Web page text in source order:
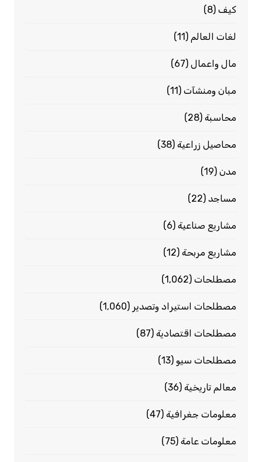
كيف(8)
لغات العالم (11)
مال واعمال(67)
مبان ومنشآت(11)
محاسبة(28)
محاصيل زراعية(38)
مدن(19)
مساجد(22)
مشاريع صناعية(6)
مشاريع مربحة(12)
مصطلحات(1٬062)
مصطلحات استيراد وتصدير (1٬060)
مصطلحات اقتصادية(87)
مصطلحات سيو(13)
معالم تاريخية(36)
معلومات جغرافية(47)
معلومات عامة(75)